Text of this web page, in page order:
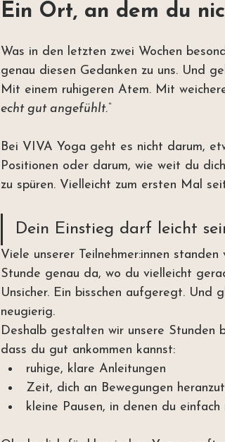
Ein Ort, an dem du
Was in den letzten zwei Wochen
genau diesen Gedanken zu uns. Und
Mit einem ruhigeren Atem. Mit
echt gut angefühlt.“
Bei VIVA Yoga geht es nicht darum,
Positionen oder darum, wie weit du
zu spüren. Vielleicht zum ersten Mal
Dein Einstieg darf leicht
Viele unserer Teilnehmer:innen
Stunde genau da, wo du vielleicht
Unsicher. Ein bisschen aufgeregt. Und
neugierig.
Deshalb gestalten wir unsere Stunden
dass du gut ankommen kannst:
ruhige, klare Anleitungen
Zeit, dich an Bewegungen
kleine Pausen, in denen du